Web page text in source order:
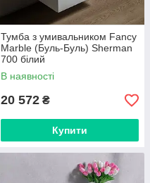
Тумба з умивальником Fancy
Marble (Буль-Буль) Sherman
700 білий
В наявності
20 572 ₴
Купити